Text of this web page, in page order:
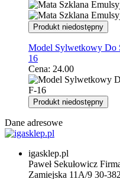
Produkt niedostępny
Model Sylwetkowy Do
16
Cena: 24.00
Produkt niedostępny
Dane adresowe
igasklep.pl
Paweł Sekułowicz
Zamiejska 11A/9 30-